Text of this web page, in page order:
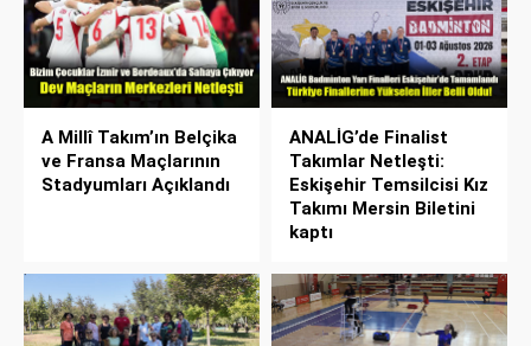
A Millî Takım’ın Belçika
ve Fransa Maçlarının
Stadyumları Açıklandı
ANALİG’de Finalist
Takımlar Netleşti:
Eskişehir Temsilcisi Kız
Takımı Mersin Biletini
kaptı